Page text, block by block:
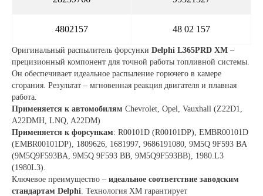
4802157 48 02 157
Оригинальный распылитель форсунки Delphi L365PRD XM –
прецизионный компонент для точной работы топливной системы.
Он обеспечивает идеальное распыление горючего в камере
сгорания. Результат – мгновенная реакция двигателя и плавная
работа.
Применяется к автомобилям Chevrolet, Opel, Vauxhall (Z22D1,
A22DMH, LNQ, A22DM)
Применяется к форсункам: R00101D (R00101DP), EMBR00101D
(EMBR00101DP), 1809626, 1681997, 9686191080, 9M5Q 9F593 BA
(9M5Q9F593BA, 9M5Q 9F593 BB, 9M5Q9F593BB), 1980.L3
(1980L3).
Ключевое преимущество – идеальное соответствие заводским
стандартам Delphi . Технология XM гарантирует